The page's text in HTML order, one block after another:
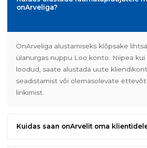
onArveliga?
OnArveliga alustamiseks klõpsake
ülanurgas nuppu Loo konto. Niipea
loodud, saate alustada uute
seadistamist või olemasolevate
linkimist.
Kuidas saan onArvelit oma